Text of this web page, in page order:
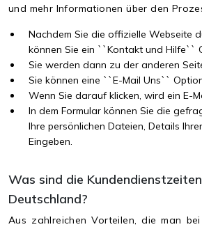
und mehr Informationen über den
Nachdem Sie die offizielle Webseite
können Sie ein ``Kontakt und Hilfe``
Sie werden dann zu der anderen
Sie können eine ``E-Mail Uns``
Wenn Sie darauf klicken, wird ein E-
In dem Formular können Sie die
Ihre persönlichen Dateien, Details
Eingeben.
Was sind die
Deutschland?
Aus zahlreichen Vorteilen, die man